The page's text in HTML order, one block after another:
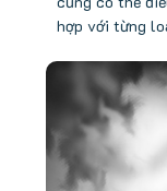
hợp với từng